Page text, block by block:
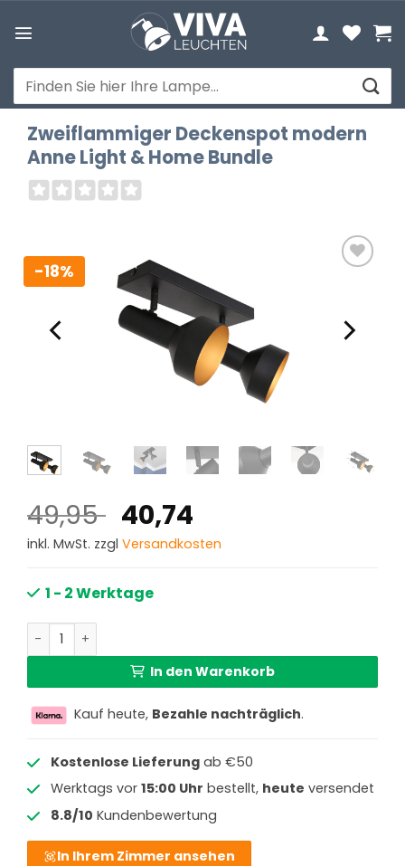
Inhalt
Suchen
nach:
Zweiflammiger Deckenspot modern
Anne Light & Home Bundle
-18%
49,95 Ursprünglicher
Preis
49,95 €
40,74
Preis
inkl. MwSt. zzgl Versandkosten
1 - 2 Werktage
Zweiflammiger Deckenspot modern Anne Light & Home
In den Warenkorb
Kauf heute, Bezahle nachträglich.
Kostenlose Lieferungab €50
Werktags vor 15:00 Uhr bestellt, heute versendet
8.8/10 Kundenbewertung
In Ihrem Zimmer ansehen